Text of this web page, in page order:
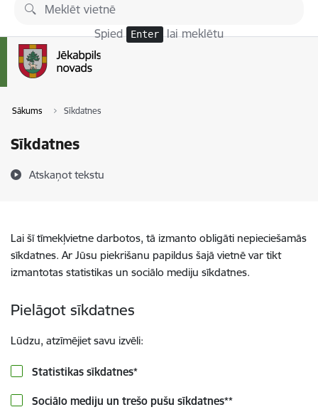
Pāriet uz lapas saturu
Spied Enter lai meklētu
Sākums Sīkdatnes
Sīkdatnes
Atskaņot tekstu
Lai šī tīmekļvietne darbotos, tā izmanto obligāti nepieciešamās
sīkdatnes. Ar Jūsu piekrišanu papildus šajā vietnē var tikt
izmantotas statistikas un sociālo mediju sīkdatnes.
Pielāgot sīkdatnes
Lūdzu, atzīmējiet savu izvēli:
Statistikas sīkdatnes*
Sociālo mediju un trešo pušu sīkdatnes**